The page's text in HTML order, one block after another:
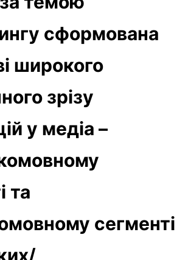
сформована
широкого
зрізу
у медіа –
та
сегменті